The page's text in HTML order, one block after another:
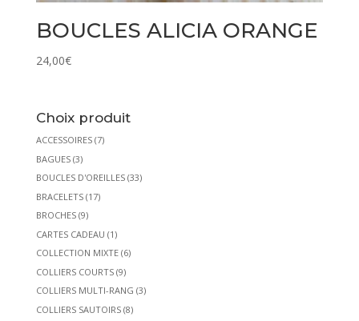
BOUCLES ALICIA ORANGE
24,00€
Choix produit
ACCESSOIRES (7)
BAGUES (3)
BOUCLES D'OREILLES (33)
BRACELETS (17)
BROCHES (9)
CARTES CADEAU (1)
COLLECTION MIXTE (6)
COLLIERS COURTS (9)
COLLIERS MULTI-RANG (3)
COLLIERS SAUTOIRS (8)